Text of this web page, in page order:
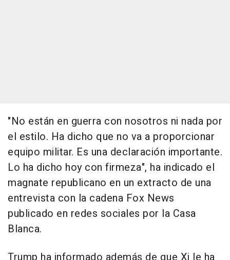
"No están en guerra con nosotros ni nada por
el estilo. Ha dicho que no va a proporcionar
equipo militar. Es una declaración importante.
Lo ha dicho hoy con firmeza", ha indicado el
magnate republicano en un extracto de una
entrevista con la cadena Fox News
publicado en redes sociales por la Casa
Blanca.